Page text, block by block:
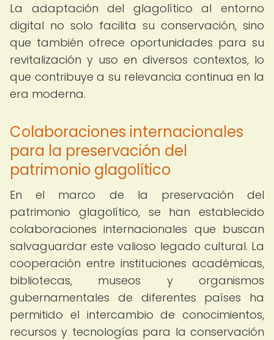
La adaptación del glagolítico al entorno
digital no solo facilita su conservación, sino
que también ofrece oportunidades para su
revitalización y uso en diversos contextos, lo
que contribuye a su relevancia continua en la
era moderna.
Colaboraciones internacionales
para la preservación del
patrimonio glagolítico
En el marco de la preservación del
patrimonio glagolítico, se han establecido
colaboraciones internacionales que buscan
salvaguardar este valioso legado cultural. La
cooperación entre instituciones académicas,
bibliotecas, museos y organismos
gubernamentales de diferentes países ha
permitido el intercambio de conocimientos,
recursos y tecnologías para la conservación